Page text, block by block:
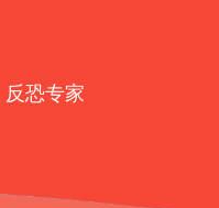
反恐专家